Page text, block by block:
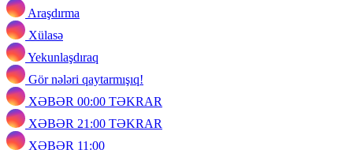
Araşdırma
Xülasə
Yekunlaşdıraq
Gör nələri qaytarmışıq!
XƏBƏR 00:00 TƏKRAR
XƏBƏR 21:00 TƏKRAR
XƏBƏR 11:00